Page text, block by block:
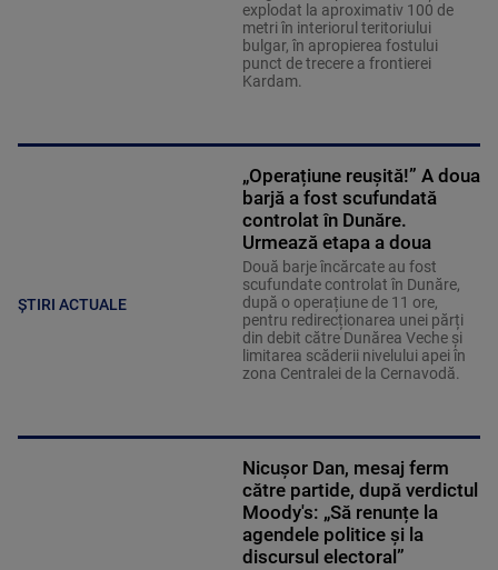
explodat la aproximativ 100 de
metri în interiorul teritoriului
bulgar, în apropierea fostului
punct de trecere a frontierei
Kardam.
ȘTIRI ACTUALE
„Operațiune reușită!” A doua
barjă a fost scufundată
controlat în Dunăre.
Urmează etapa a doua
Două barje încărcate au fost
scufundate controlat în Dunăre,
după o operațiune de 11 ore,
pentru redirecționarea unei părți
din debit către Dunărea Veche și
limitarea scăderii nivelului apei în
zona Centralei de la Cernavodă.
Nicușor Dan, mesaj ferm
către partide, după verdictul
Moody's: „Să renunțe la
agendele politice şi la
discursul electoral”